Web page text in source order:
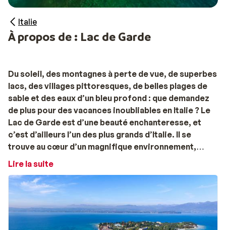
Italie
À propos de : Lac de Garde
Du soleil, des montagnes à perte de vue, de superbes
lacs, des villages pittoresques, de belles plages de
sable et des eaux d’un bleu profond : que demandez
de plus pour des vacances inoubliables en Italie ? Le
Lac de Garde est d’une beauté enchanteresse, et
c’est d’ailleurs l’un des plus grands d’Italie. Il se
trouve au cœur d’un magnifique environnement,
entouré de montagnes et de petits villages tels que
touristiques. C’est donc la destination idéale pour
des vacances en famille ou entre amis dans un joli
camping ou un parc de vacances, dans un hôtel ou une
résidence.
Lire la suite